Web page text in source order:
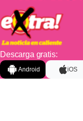
Descarga gratis:
Android iOS